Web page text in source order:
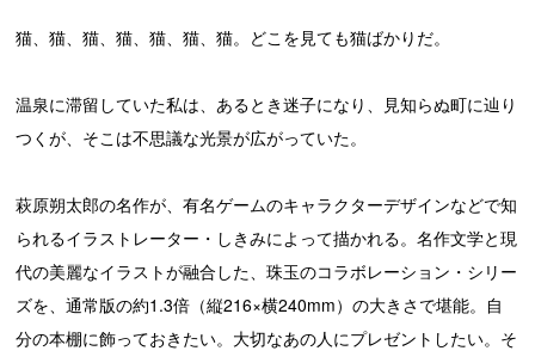
猫、猫、猫、猫、猫、猫、猫。どこを見ても猫ばかりだ。
温泉に滞留していた私は、あるとき迷子になり、見知らぬ町に辿り
つくが、そこは不思議な光景が広がっていた。
萩原朔太郎の名作が、有名ゲームのキャラクターデザインなどで知
られるイラストレーター・しきみによって描かれる。名作文学と現
代の美麗なイラストが融合した、珠玉のコラボレーション・シリー
ズを、通常版の約1.3倍（縦216×横240mm）の大きさで堪能。自
分の本棚に飾っておきたい。大切なあの人にプレゼントしたい。そ